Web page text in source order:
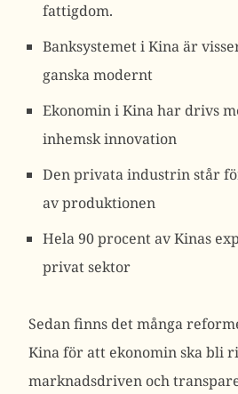
fattigdom.
Banksystemet i Kina är
ganska modernt
Ekonomin i Kina har drivs
inhemsk innovation
Den privata industrin står
av produktionen
Hela 90 procent av Kinas
privat sektor
Sedan finns det många
Kina för att ekonomin ska bli
marknadsdriven och